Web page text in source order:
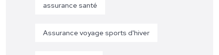
assurance santé
Assurance voyage sports d'hiver